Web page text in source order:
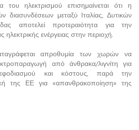
του ηλεκτρισμού επισημαίνεται ότι η
μεταξύ Ιταλίας, Δυτικών
αποτελεί προτεραιότητα για την
ενέργειας στην περιοχή.
απροθυμία των χωρών να
από άνθρακα/λιγνίτη για
και κόστους, παρά την
της ΕΕ για «απανθρακοποίηση» της